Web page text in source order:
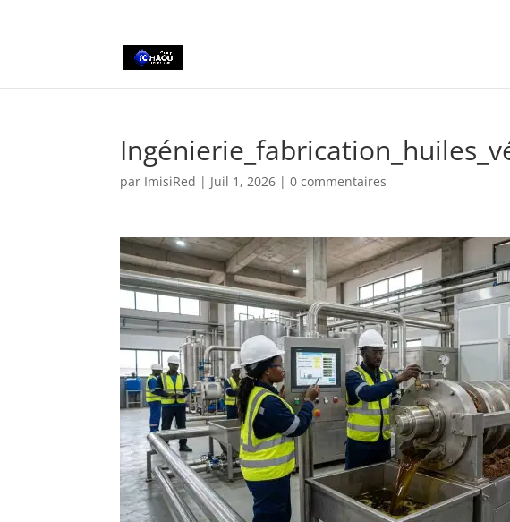
par ImisiRed | Juil 1, 2026 |0 commentaires